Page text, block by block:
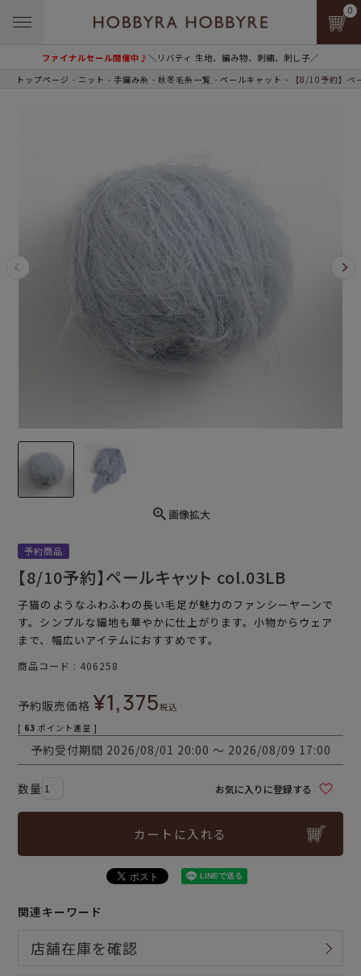
ファイナルセール開催中♪＼リバティ 生地、編み物、刺繍、刺し子／
0
トップページ ニット 手編み糸 秋冬毛糸一覧 ペールキャット 【8/10予約】ペ
画像拡大
予約商品
【8/10予約】ペールキャット col.03LB
子猫のようなふわふわの長い毛足が魅力のファンシーヤーンで
す。シンプルな編地も華やかに仕上がります。小物からウェア
まで、幅広いアイテムにおすすめです。
商品コード 406258
予約販売価格 ¥1,375税込
[ 63 ポイント進呈 ]
予約受付期間 2026/08/01 20:00 〜 2026/08/09 17:00
お気に入りに登録する
カートに入れる
関連キーワード